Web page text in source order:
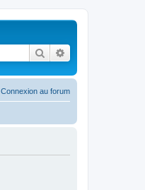
Rechercher
Connexion au forum